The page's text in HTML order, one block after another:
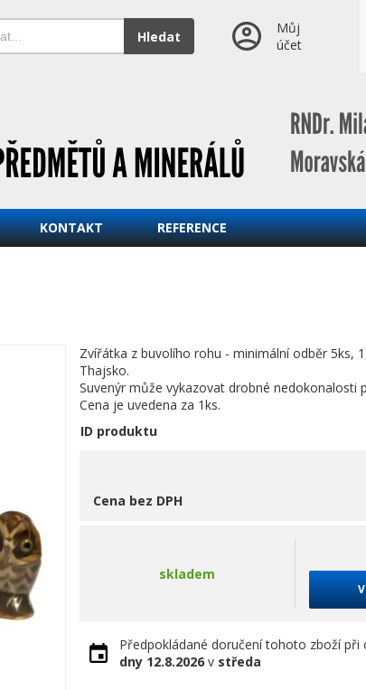
Hledat
Můj
účet
KONTAKT REFERENCE
Zvířátka z buvolího rohu - minimální odběr 5ks,
Thajsko.
Suvenýr může vykazovat drobné nedokonalosti
Cena je uvedena za 1ks.
ID produktu
Cena bez DPH
skladem
Předpokládané doručení tohoto zboží při
dny 12.8.2026 v středa